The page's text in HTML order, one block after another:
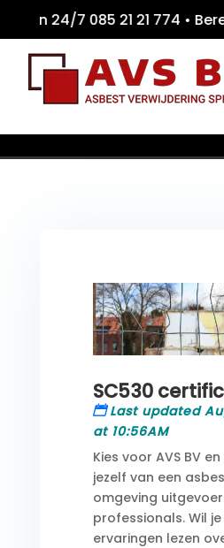
7 085 21 21 774 •
SC530
Last updated
at 10:56AM
Kies voor AVS BV
jezelf van een
omgeving
professionals. Wil
ervaringen lezen